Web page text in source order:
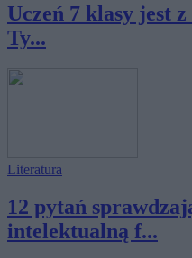
Uczeń 7 klasy jest
Ty...
Literatura
12 pytań
intelektualną f...